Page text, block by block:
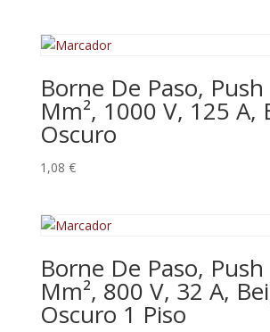
Borne De Paso,
Mm², 1000 V, 125 A,
Oscuro
1,08 €
Borne De Paso,
Mm², 800 V, 32 A,
Oscuro 1 Piso